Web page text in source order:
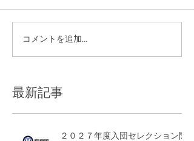
夏季休業のお知らせ
コメントを追加…
最新記事
２０２７年度入団セレクション開